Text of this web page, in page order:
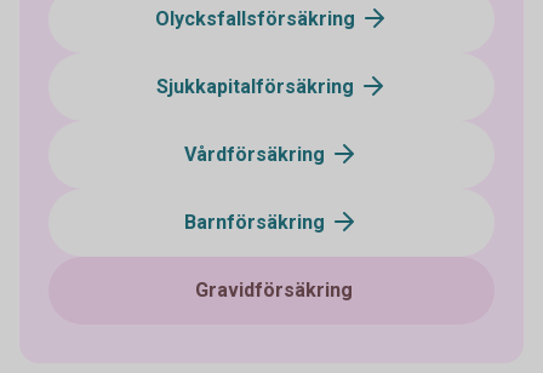
Olycksfallsförsäkring
Sjukkapitalförsäkring
Vårdförsäkring
Barnförsäkring
Gravidförsäkring